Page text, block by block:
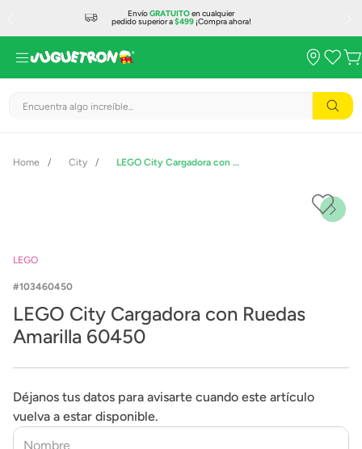
EnvíoGRATUITOen cualquier
pedido superior a$499¡Compra ahora!
Encuentra algo increíble...
City LEGO City Cargadora con Ruedas Amarilla 60450
LEGO
103460450
LEGO City Cargadora con Ruedas
Amarilla 60450
Déjanos tus datos para avisarte cuando este artículo
vuelva a estar disponible.